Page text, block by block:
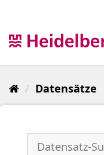
Datensätze